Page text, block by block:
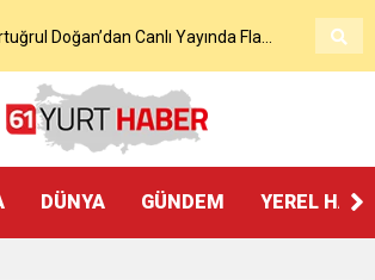
Doğan’dan Canlı Yayında Flaş
Trabzon Programı Netleşti! Geliyor
DÜNYA GÜNDEM YEREL